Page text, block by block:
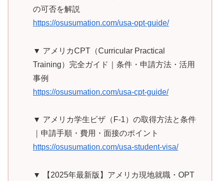
の可否を解説
https://osusumation.com/usa-opt-guide/
▼ アメリカCPT（Curricular Practical
Training）完全ガイド｜条件・申請方法・活用
事例
https://osusumation.com/usa-cpt-guide/
▼ アメリカ学生ビザ（F-1）の取得方法と条件
｜申請手順・費用・面接のポイント
https://osusumation.com/usa-student-visa/
▼ 【2025年最新版】アメリカ現地就職・OPT